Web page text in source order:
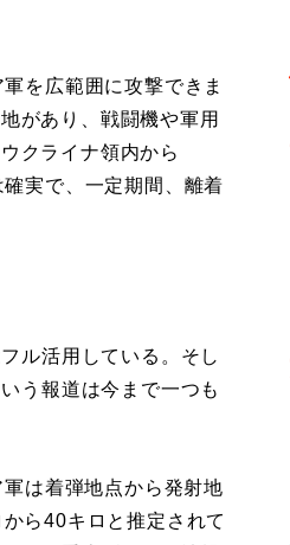
を広範囲に攻撃できま
があり、戦闘機や軍用
クライナ領内から
実で、一定期間、離着
ル活用している。そし
う報道は今まで一つも
は着弾地点から発射地
ら40キロと推定されて